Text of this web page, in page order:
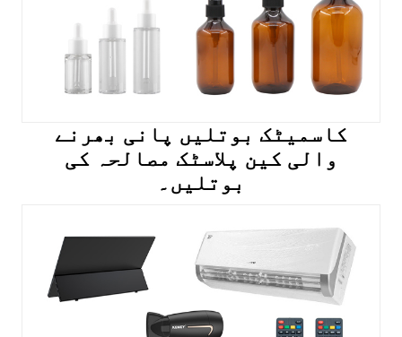
کاسمیٹک بوتلیں پانی بھرنے
والی کین پلاسٹک مصالحہ کی
بوتلیں۔